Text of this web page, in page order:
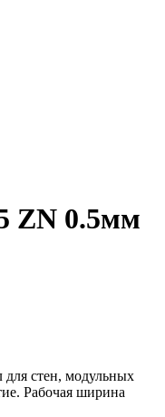
ZN 0.5мм
стен, модульных
Рабочая ширина